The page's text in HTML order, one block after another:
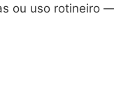
ou uso rotineiro